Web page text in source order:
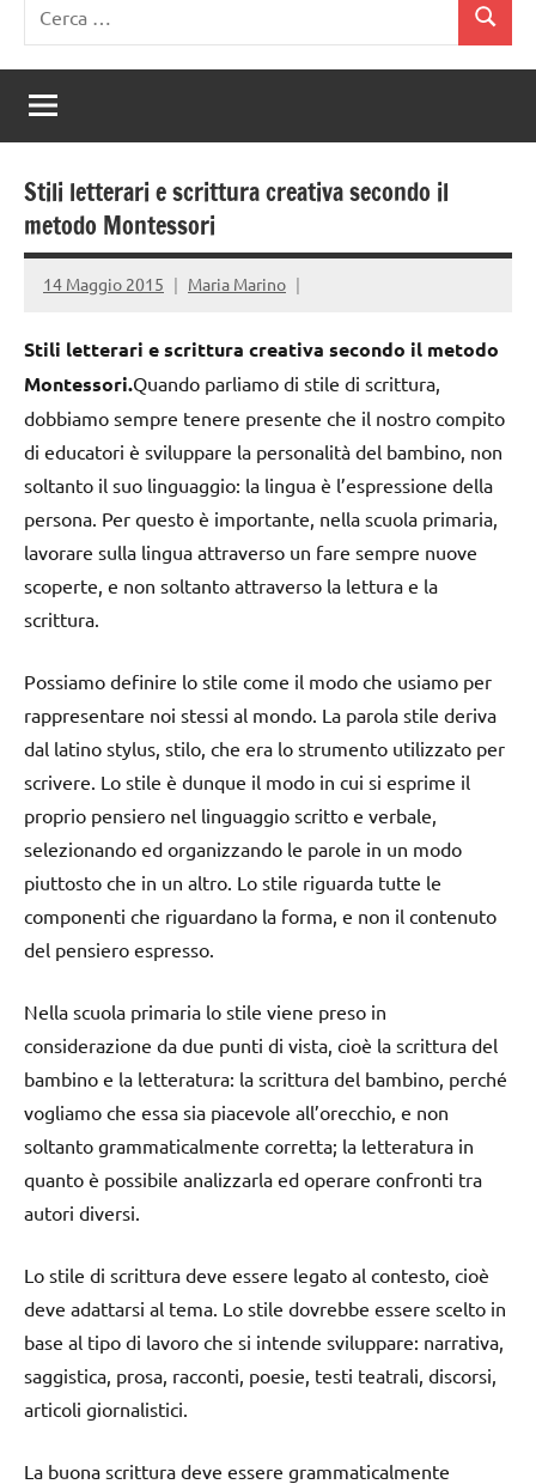
per:
Cerca
Stili letterari e scrittura creativa secondo il
metodo Montessori
14 Maggio 2015 Maria Marino
Stili letterari e scrittura creativa secondo il metodo
Montessori.Quando parliamo di stile di scrittura,
dobbiamo sempre tenere presente che il nostro compito
di educatori è sviluppare la personalità del bambino, non
soltanto il suo linguaggio: la lingua è l’espressione della
persona. Per questo è importante, nella scuola primaria,
lavorare sulla lingua attraverso un fare sempre nuove
scoperte, e non soltanto attraverso la lettura e la
scrittura.
Possiamo definire lo stile come il modo che usiamo per
rappresentare noi stessi al mondo. La parola stile deriva
dal latino stylus, stilo, che era lo strumento utilizzato per
scrivere. Lo stile è dunque il modo in cui si esprime il
proprio pensiero nel linguaggio scritto e verbale,
selezionando ed organizzando le parole in un modo
piuttosto che in un altro. Lo stile riguarda tutte le
componenti che riguardano la forma, e non il contenuto
del pensiero espresso.
Nella scuola primaria lo stile viene preso in
considerazione da due punti di vista, cioè la scrittura del
bambino e la letteratura: la scrittura del bambino, perché
vogliamo che essa sia piacevole all’orecchio, e non
soltanto grammaticalmente corretta; la letteratura in
quanto è possibile analizzarla ed operare confronti tra
autori diversi.
Lo stile di scrittura deve essere legato al contesto, cioè
deve adattarsi al tema. Lo stile dovrebbe essere scelto in
base al tipo di lavoro che si intende sviluppare: narrativa,
saggistica, prosa, racconti, poesie, testi teatrali, discorsi,
articoli giornalistici.
La buona scrittura deve essere grammaticalmente